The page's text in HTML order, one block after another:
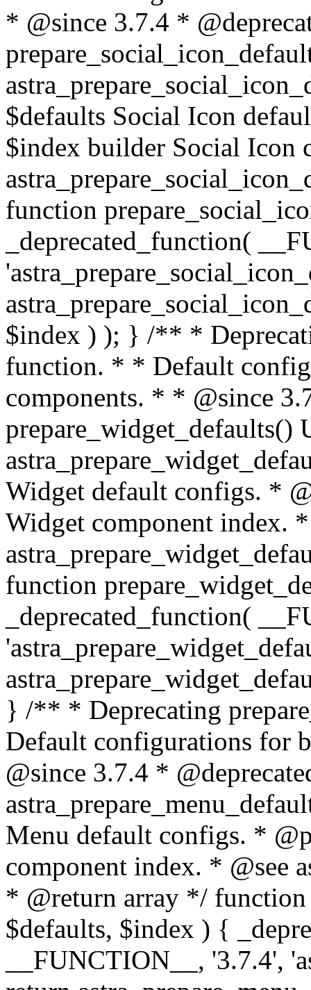
* @since 3.7.4 *
$defaults Social Icon
$index builder Social Icon
function
_deprecated_function(
$index ) ); } /** *
function. * * Default
components. * * @since
prepare_widget_defaults()
Widget default configs. *
Widget component index. *
function
_deprecated_function(
} /** * Deprecating
Default configurations for
@since 3.7.4 *
Menu default configs. *
component index. * @see
* @return array */ function
$defaults, $index ) {
__FUNCTION__, '3.7.4',